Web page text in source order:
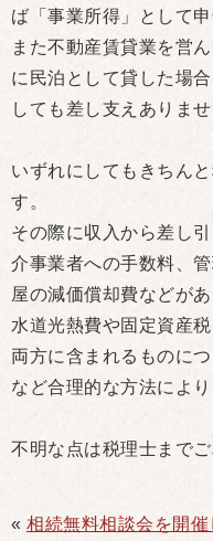
ば「事業所得」として
また不動産賃貸業を営
に民泊として貸した場
しても差し支えありませ
いずれにしてもきちん
す。
その際に収入から差し
介事業者への手数料、
屋の減価償却費などがあ
水道光熱費や固定資産
両方に含まれるものに
など合理的な方法によ
不明な点は税理士までご
« 相続無料相談会を開催